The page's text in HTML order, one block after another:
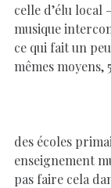
celle d’élu local
musique
ce qui fait un
mêmes moyens,
des écoles
enseignement
pas faire cela